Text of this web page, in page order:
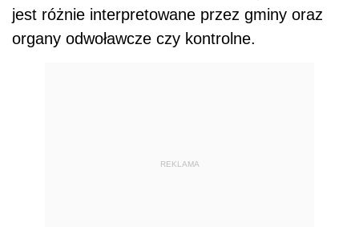
jest różnie interpretowane przez gminy oraz
organy odwoławcze czy kontrolne.
REKLAMA